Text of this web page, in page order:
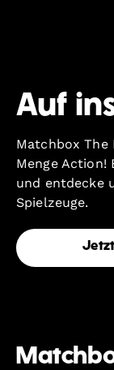
Auf
Matchbox The
Menge
und entdecke
Spielzeuge.